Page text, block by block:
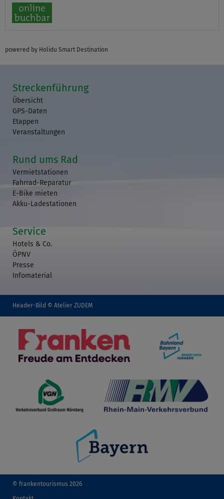
powered by Holidu Smart Destination
Streckenführung
Übersicht
GPS-Daten
Etappen
Veranstaltungen
Rund ums Rad
Vermietstationen
Fahrrad-Reparatur
E-Bike mieten
Akku-Ladestationen
Service
Hotels & Co.
ÖPNV
Presse
Infomaterial
Header-Bild © Atelier ZUDEM
© frankentourismus 2026